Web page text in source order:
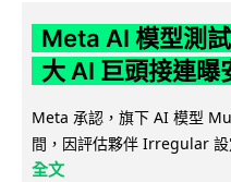
Meta AI 模型測
大 AI 巨頭接連曝
Meta 承認，旗下 AI 模型
間，因評估夥伴 Irregular
全文